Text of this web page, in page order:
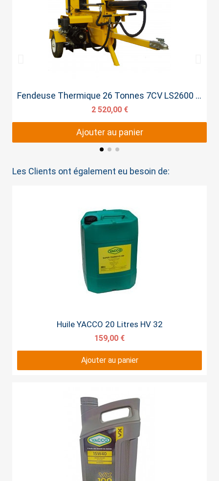
Aperçu rapide Fendeuse Thermique 26 Tonnes 7CV LS2600 - 110cm
2 520,00 €
Ajouter au panier
Les Clients ont également eu besoin de:
Aperçu rapide
Huile YACCO 20 Litres HV 32
159,00 €
Ajouter au panier